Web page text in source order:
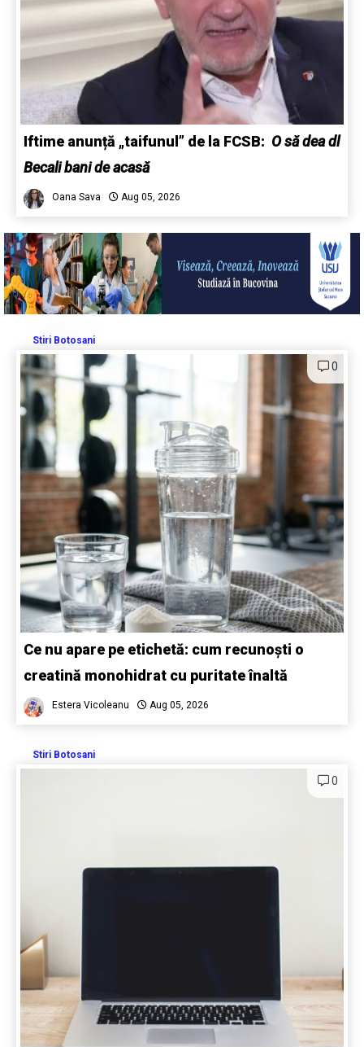
Iftime anunță „taifunul” de la FCSB: O să dea dl
Becali bani de acasă
Oana Sava Aug 05, 2026
Stiri Botosani
0
Ce nu apare pe etichetă: cum recunoști o
creatină monohidrat cu puritate înaltă
Estera Vicoleanu Aug 05, 2026
Stiri Botosani
0